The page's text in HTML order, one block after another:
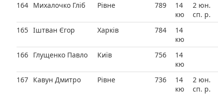
164 Михалочко Гліб Рівне 789
14
кю
2 юн.
сп. р.
165 Іштван Єгор Харків 784
14
кю
166 Глущенко Павло Київ 756
14
кю
167 Кавун Дмитро Рівне 736
14
кю
2 юн.
сп. р.